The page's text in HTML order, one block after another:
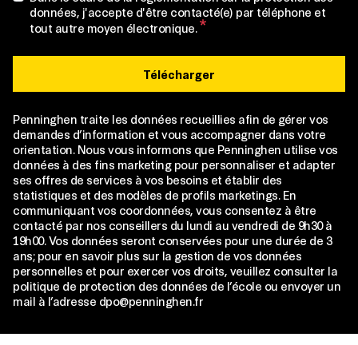
données, j'accepte d'être contacté(e) par téléphone et
tout autre moyen électronique.
Télécharger
Penninghen traite les données recueillies afin de gérer vos
demandes d’information et vous accompagner dans votre
orientation. Nous vous informons que Penninghen utilise vos
données à des fins marketing pour personnaliser et adapter
ses offres de services à vos besoins et établir des
statistiques et des modèles de profils marketings. En
communiquant vos coordonnées, vous consentez à être
contacté par nos conseillers du lundi au vendredi de 9h30 à
19h00. Vos données seront conservées pour une durée de 3
ans; pour en savoir plus sur la gestion de vos données
personnelles et pour exercer vos droits, veuillez consulter la
politique de protection des données de l’école ou envoyer un
mail à l’adresse dpo@penninghen.fr